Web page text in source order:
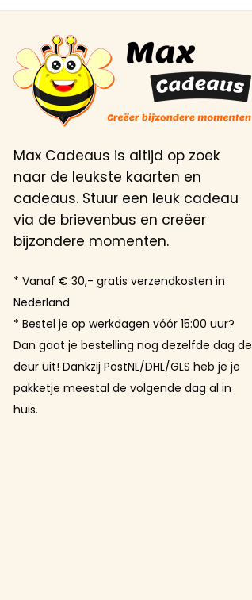
Max Cadeaus is altijd op zoek
naar de leukste kaarten en
cadeaus. Stuur een leuk cadeau
via de brievenbus en creëer
bijzondere momenten.
* Vanaf € 30,- gratis verzendkosten in
Nederland
* Bestel je op werkdagen vóór 15:00 uur?
Dan gaat je bestelling nog dezelfde dag de
deur uit! Dankzij PostNL/DHL/GLS heb je je
pakketje meestal de volgende dag al in
huis.